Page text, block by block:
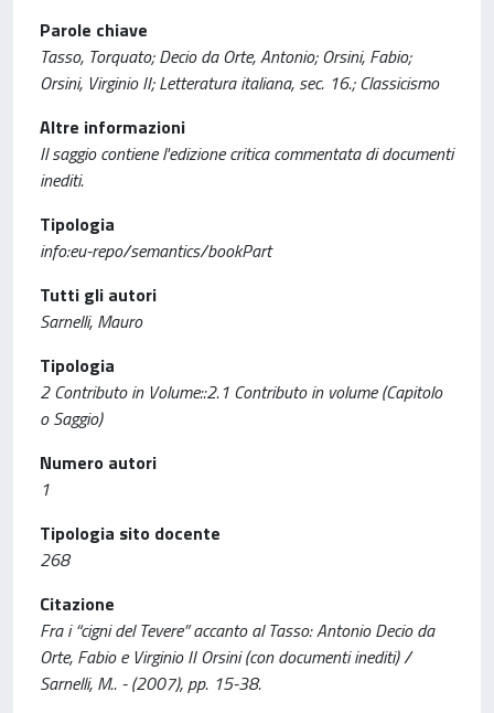
Parole chiave
Tasso, Torquato; Decio da Orte, Antonio; Orsini, Fabio;
Orsini, Virginio II; Letteratura italiana, sec. 16.; Classicismo
Altre informazioni
Il saggio contiene l'edizione critica commentata di documenti
inediti.
Tipologia
info:eu-repo/semantics/bookPart
Tutti gli autori
Sarnelli, Mauro
Tipologia
2 Contributo in Volume::2.1 Contributo in volume (Capitolo
o Saggio)
Numero autori
1
Tipologia sito docente
268
Citazione
Fra i “cigni del Tevere” accanto al Tasso: Antonio Decio da
Orte, Fabio e Virginio II Orsini (con documenti inediti) /
Sarnelli, M.. - (2007), pp. 15-38.